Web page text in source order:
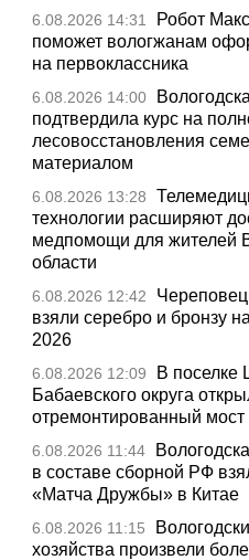
6.08.2026 14:31
Робот
поможет вологжанам
на первоклассника
6.08.2026 14:00
подтвердила курс на
лесовосстановления
материалом
6.08.2026 13:28
технологии расширяют
медпомощи для жителей
области
6.08.2026 12:42
взяли серебро и бронзу
2026
6.08.2026 12:09
В поселке
Бабаевского округа
отремонтированный мост
6.08.2026 11:44
в составе сборной РФ
«Матча Дружбы» в Китае
6.08.2026 11:15
хозяйства произвели